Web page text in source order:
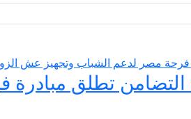
الزواج 2026… وزارة